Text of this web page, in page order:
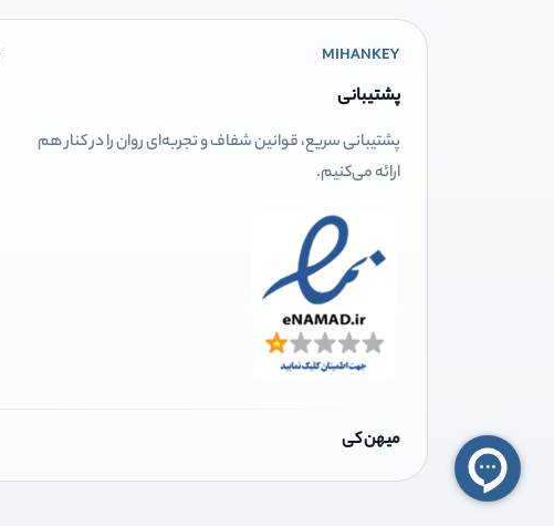
MIHANKEY
پشتیبانی
پشتیبانی سریع، قوانین شفاف و تجربه‌ای روان را در کنار هم
ارائه می‌کنیم.
میهن کی